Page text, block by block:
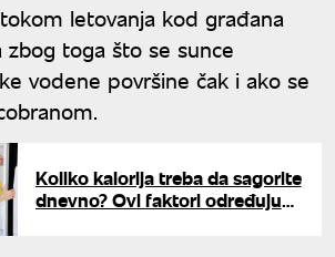
letovanja kod građana
zbog toga što se sunce
vodene površine čak i ako se
Koliko kalorija treba da sagorite
dnevno? Ovi faktori određuju